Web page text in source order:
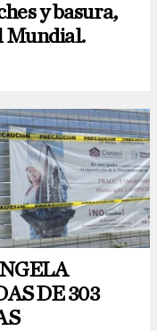
y basura,
Mundial.
DE 303